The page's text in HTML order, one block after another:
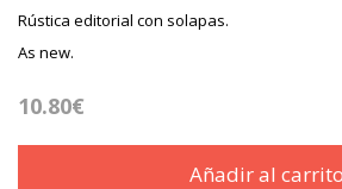
Rústica editorial con solapas.
As new.
10.80€
Añadir al carrito